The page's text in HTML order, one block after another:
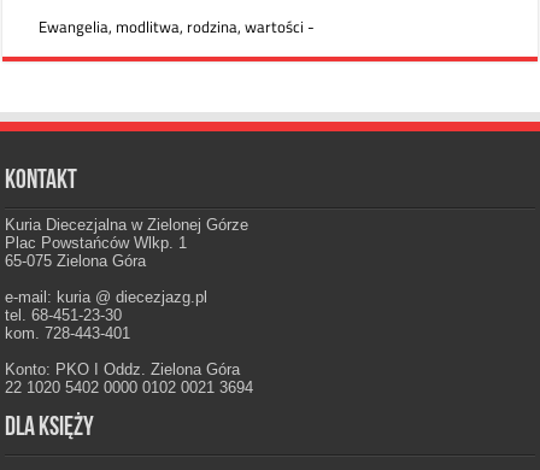
Kontakt
Kuria Diecezjalna w Zielonej Górze
Plac Powstańców Wlkp. 1
65-075 Zielona Góra
e-mail: kuria @ diecezjazg.pl
tel. 68-451-23-30
kom. 728-443-401
Konto: PKO I Oddz. Zielona Góra
22 1020 5402 0000 0102 0021 3694
Dla księży